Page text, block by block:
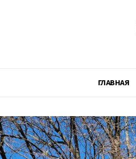
ГЛАВНАЯ